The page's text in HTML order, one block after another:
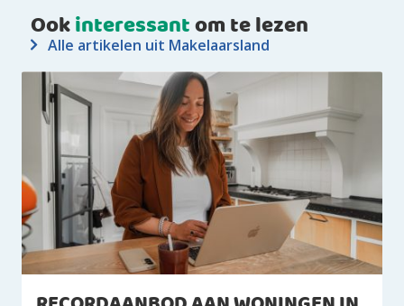
Ookinteressantom te lezen
Alle artikelen uit Makelaarsland